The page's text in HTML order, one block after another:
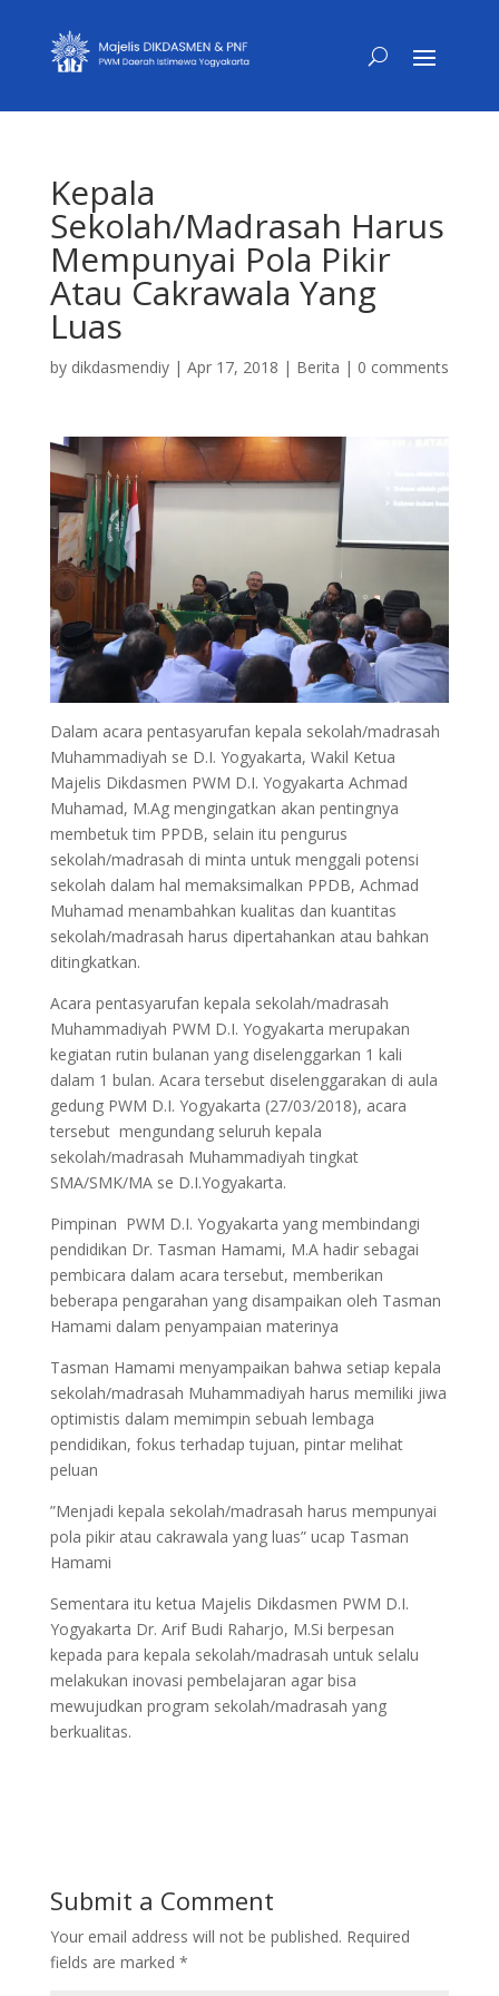
Kepala
Sekolah/Madrasah Harus
Mempunyai Pola Pikir
Atau Cakrawala Yang
Luas
by dikdasmendiy| Apr 17, 2018 | Berita | 0 comments
Dalam acara pentasyarufan kepala sekolah/madrasah
Muhammadiyah se D.I. Yogyakarta, Wakil Ketua
Majelis Dikdasmen PWM D.I. Yogyakarta Achmad
Muhamad, M.Ag mengingatkan akan pentingnya
membetuk tim PPDB, selain itu pengurus
sekolah/madrasah di minta untuk menggali potensi
sekolah dalam hal memaksimalkan PPDB, Achmad
Muhamad menambahkan kualitas dan kuantitas
sekolah/madrasah harus dipertahankan atau bahkan
ditingkatkan.
Acara pentasyarufan kepala sekolah/madrasah
Muhammadiyah PWM D.I. Yogyakarta merupakan
kegiatan rutin bulanan yang diselenggarkan 1 kali
dalam 1 bulan. Acara tersebut diselenggarakan di aula
gedung PWM D.I. Yogyakarta (27/03/2018), acara
tersebut mengundang seluruh kepala
sekolah/madrasah Muhammadiyah tingkat
SMA/SMK/MA se D.I.Yogyakarta.
Pimpinan PWM D.I. Yogyakarta yang membindangi
pendidikan Dr. Tasman Hamami, M.A hadir sebagai
pembicara dalam acara tersebut, memberikan
beberapa pengarahan yang disampaikan oleh Tasman
Hamami dalam penyampaian materinya
Tasman Hamami menyampaikan bahwa setiap kepala
sekolah/madrasah Muhammadiyah harus memiliki jiwa
optimistis dalam memimpin sebuah lembaga
pendidikan, fokus terhadap tujuan, pintar melihat
peluan
”Menjadi kepala sekolah/madrasah harus mempunyai
pola pikir atau cakrawala yang luas” ucap Tasman
Hamami
Sementara itu ketua Majelis Dikdasmen PWM D.I.
Yogyakarta Dr. Arif Budi Raharjo, M.Si berpesan
kepada para kepala sekolah/madrasah untuk selalu
melakukan inovasi pembelajaran agar bisa
mewujudkan program sekolah/madrasah yang
berkualitas.
Submit a Comment
Your email address will not be published. Required
fields are marked *